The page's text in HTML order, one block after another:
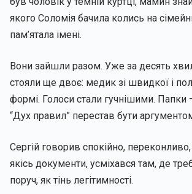
якого Соломія бачила колись на
пам’ятала імені.
Вони зайшли разом. Уже за десять
стояли ще двоє: медик зі швидкої і
формі. Голоси стали гучнішими.
“Дух правил” перестав бути
Сергій говорив спокійно,
якісь документи, усміхався там, де
поруч, як тінь легітимності.